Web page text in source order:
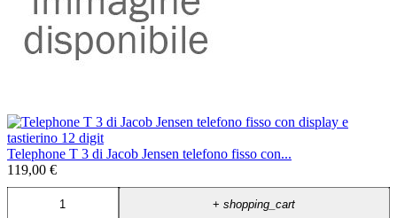
Telephone T 3 di Jacob Jensen telefono fisso con...
119,00 €
+shopping_cart